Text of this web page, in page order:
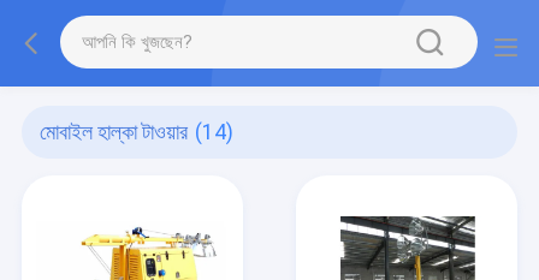
মোবাইল হাল্কা টাওয়ার (14)